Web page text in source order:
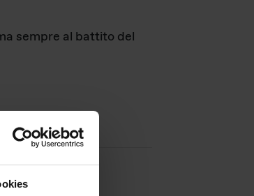
sempre al battito del